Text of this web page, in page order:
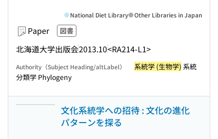
Paper 図書
北海道大学出版会2013.10<RA214-L1>
National Diet Library Other Libraries in Japan
Authority（Subject Heading/altLabel） 系統学 (生物学) 系統
分類学 Phylogeny
文化系統学への招待 : 文化の進化
パターンを探る